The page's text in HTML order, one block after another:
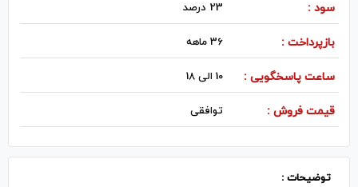
سود : 23 درصد
بازپرداخت : 36 ماهه
ساعت پاسخگویی : 10 الی 18
قیمت فروش : توافقی
توضیحات :